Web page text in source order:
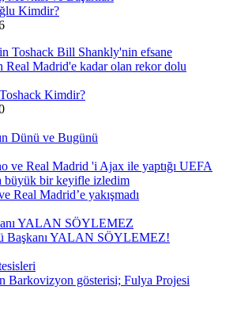
Kimdir?
Kimdir?
Dünü ve Bugünü
Real Madrid’e yakışmadı
Başkanı YALAN SÖYLEMEZ!
Barkovizyon gösterisi; Fulya Projesi